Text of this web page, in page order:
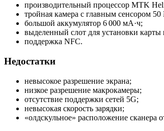
производительный процессор MTK
тройная камера с главным сенсором
большой аккумулятор 6 000 мА·ч;
выделенный слот для установки карты
поддержка NFC.
Недостатки
невысокое разрешение экрана;
низкое разрешение макрокамеры;
отсутствие поддержки сетей 5G;
невысокая скорость зарядки;
«олдскульное» расположение сканера